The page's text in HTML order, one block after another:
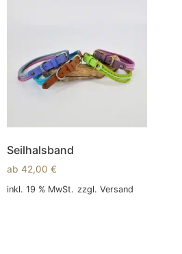
Seilhalsband
ab 42,00 €
inkl. 19 % MwSt. zzgl. Versand